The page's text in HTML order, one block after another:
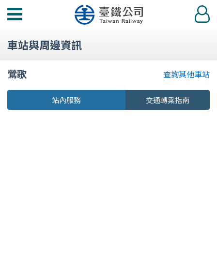
功
選
登
入
車站與周邊資訊
鶯歌 查詢其他車站
站內服務 交通轉乘指南